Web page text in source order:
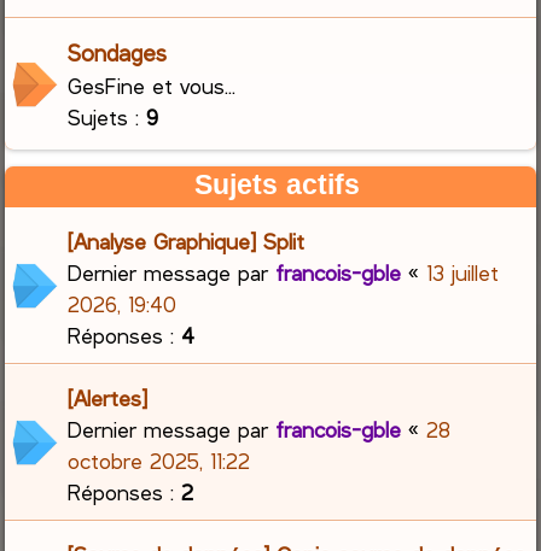
Sondages
GesFine et vous...
Sujets :9
Sujets actifs
[Analyse Graphique] Split
Dernier message par francois-gble « 13 juillet
2026, 19:40
Réponses : 4
[Alertes]
Dernier message par francois-gble «28
octobre 2025, 11:22
Réponses :2